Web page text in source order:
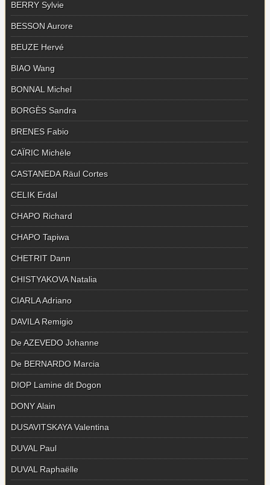
BERRY Sylvie
BESSON Aurore
BEUZE Hervé
BIAO Wang
BONNAL Michel
BORGÈS Sandra
BRENES Fabio
CAÏRIC Michèle
CASTANEDA Räul Cortes
CELIK Erdal
CHAPO Richard
CHAPO Tapiwa
CHETRIT Dann
CHISTYAKOVA Natalia
CIARLA Adriano
DAVILA Remigio
De AZEVEDO Johanne
De BERNARDO Marcia
DIOP Lamine dit Dogon
DONY Alain
DUSAVITSKAYA Valentina
DUVAL Paul
DUVAL Raphaëlle